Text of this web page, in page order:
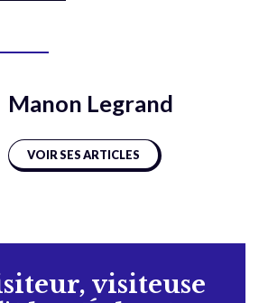
Manon Legrand
VOIR SES ARTICLES
visiteuse